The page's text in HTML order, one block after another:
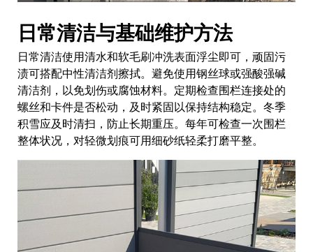
日常清洁与基础维护方法
日常清洁使用清水和软毛刷冲洗表面浮尘即可，顽固污
渍可搭配中性清洁剂擦拭。避免使用钢丝球或强酸强碱
清洁剂，以免划伤或腐蚀材料。定期检查围栏连接处的
螺丝和卡件是否松动，及时紧固以保持结构稳定。冬季
积雪应及时清扫，防止长期重压。每年可检查一次围栏
整体状况，对轻微划痕可用细砂纸轻柔打磨平整。